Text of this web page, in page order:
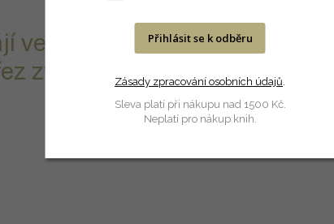
ve formátu
zvolíte v
Písmo se dodává
O náhled konkrétního
Přihlásit se k odběru
Zásady zpracování osobních údajů.
Sleva platí při nákupu nad 1500 Kč.
Neplatí pro nákup knih.